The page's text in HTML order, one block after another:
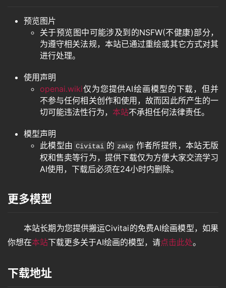
预览图片
关于预览图中可能涉及到的NSFW(不健康)部分，
为遵守相关法规，本站已通过重绘或其它方式对其
进行处理。
使用声明
openai.wiki仅为您提供AI绘画模型的下载，但并
不参与任何相关创作和使用，故而因此所产生的一
切可能违法性行为， 本站不承担任何法律责任。
模型声明
此模型由 Civitai 的 zakp 作者所提供，本站无版
权和售卖等行为，提供下载仅为方便大家交流学习
AI使用，下载后必须在24小时内删除。
更多模型
本站长期为您提供搬运Civitai的免费AI绘画模型，如果
你想在本站下载更多关于AI绘画的模型，请点击此处。
下载地址